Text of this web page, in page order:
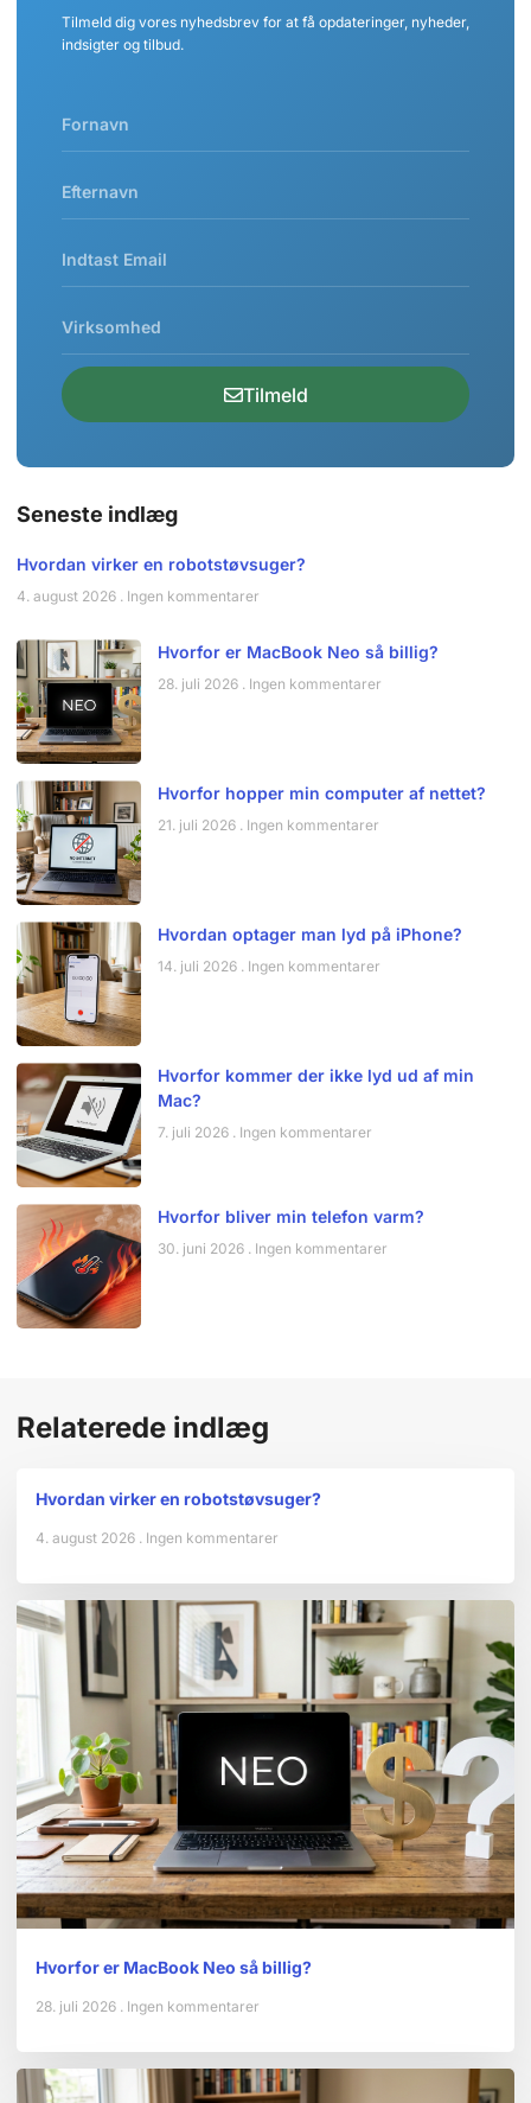
Tilmeld dig vores nyhedsbrev for at få opdateringer, nyheder,
indsigter og tilbud.
Tilmeld
Seneste indlæg
Hvordan virker en robotstøvsuger?
4. august 2026 Ingen kommentarer
Hvorfor er MacBook Neo så billig?
28. juli 2026 Ingen kommentarer
Hvorfor hopper min computer af nettet?
21. juli 2026 Ingen kommentarer
Hvordan optager man lyd på iPhone?
14. juli 2026 Ingen kommentarer
Hvorfor kommer der ikke lyd ud af min
Mac?
7. juli 2026 Ingen kommentarer
Hvorfor bliver min telefon varm?
30. juni 2026 Ingen kommentarer
Relaterede indlæg
Hvordan virker en robotstøvsuger?
4. august 2026 Ingen kommentarer
Hvorfor er MacBook Neo så billig?
28. juli 2026 Ingen kommentarer